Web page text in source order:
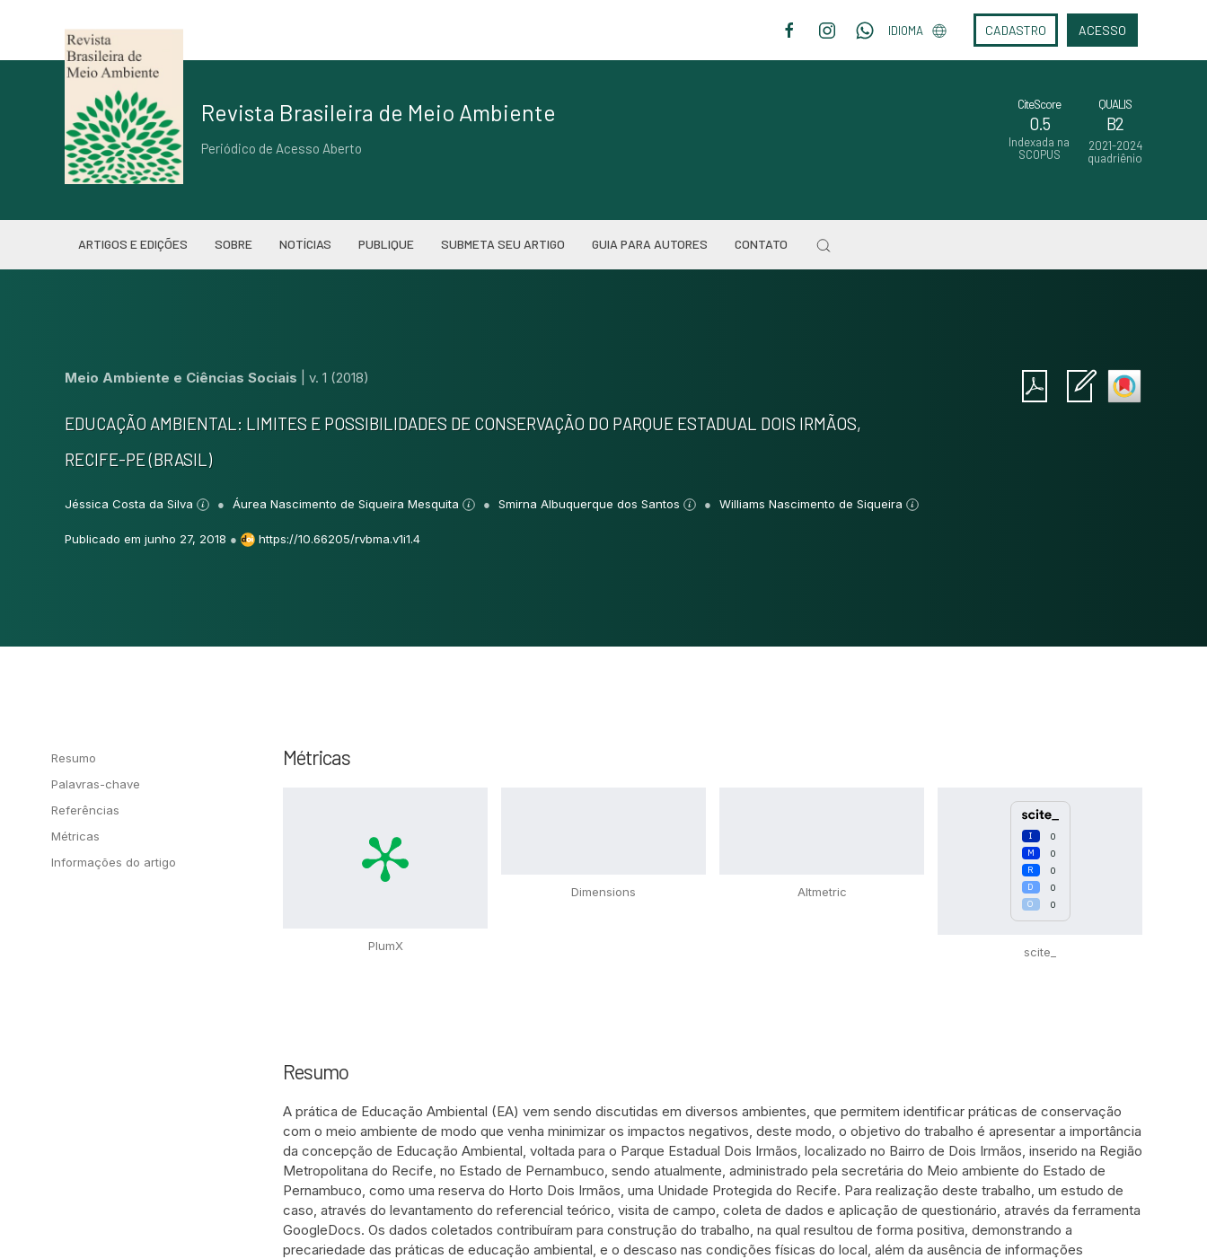
IDIOMA CADASTRO ACESSO
Revista Brasileira de Meio Ambiente
Periódico de Acesso Aberto
CiteScore
0.5
Indexada na
SCOPUS
QUALIS
B2
2021-2024
quadriênio
ARTIGOS E EDIÇÕES SOBRE NOTÍCIAS PUBLIQUE SUBMETA SEU ARTIGO GUIA PARA AUTORES CONTATO
Meio Ambiente e Ciências Sociais v. 1 (2018)
EDUCAÇÃO AMBIENTAL: LIMITES E POSSIBILIDADES DE CONSERVAÇÃO DO PARQUE ESTADUAL DOIS IRMÃOS,
RECIFE-PE (BRASIL)
Jéssica Costa da Silva Áurea Nascimento de Siqueira Mesquita Smirna Albuquerque dos Santos Williams Nascimento de Siqueira
Publicado em junho 27, 2018 ● https://10.66205/rvbma.v1i1.4
Resumo
Palavras-chave
Referências
Métricas
Informações do artigo
Métricas
PlumX
Dimensions Altmetric
0
0
0
0
0
0
scite_
Resumo
A prática de Educação Ambiental (EA) vem sendo discutidas em diversos ambientes, que permitem identificar práticas de conservação
com o meio ambiente de modo que venha minimizar os impactos negativos, deste modo, o objetivo do trabalho é apresentar a importância
da concepção de Educação Ambiental, voltada para o Parque Estadual Dois Irmãos, localizado no Bairro de Dois Irmãos, inserido na Região
Metropolitana do Recife, no Estado de Pernambuco, sendo atualmente, administrado pela secretária do Meio ambiente do Estado de
Pernambuco, como uma reserva do Horto Dois Irmãos, uma Unidade Protegida do Recife. Para realização deste trabalho, um estudo de
caso, através do levantamento do referencial teórico, visita de campo, coleta de dados e aplicação de questionário, através da ferramenta
GoogleDocs. Os dados coletados contribuíram para construção do trabalho, na qual resultou de forma positiva, demonstrando a
precariedade das práticas de educação ambiental, e o descaso nas condições físicas do local, além da ausência de informações